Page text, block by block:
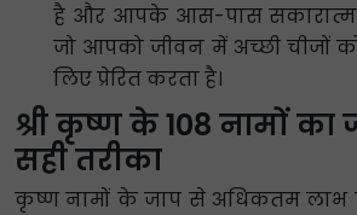
है और आपके आस-पास
जो आपको जीवन में अच्छी चीजों
लिए प्रेरित करता है।
श्री कृष्ण के 108 नामों
सही तरीका
कृष्ण नामों के जाप से अधिकतम लाभ